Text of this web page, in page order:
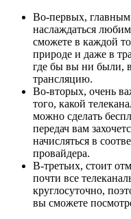
Во-первых, главным
наслаждаться
сможете в каждой
природе и даже в
где бы вы ни были,
трансляцию.
Во-вторых, очень
того, какой
можно сделать
передач вам
начисляться в
провайдера.
В-третьих, стоит
почти все
круглосуточно,
вы сможете